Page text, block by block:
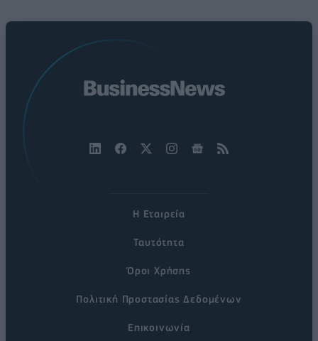
Η Εταιρεία
Ταυτότητα
Όροι Χρήσης
Πολιτική Προστασίας Δεδομένων
Επικοινωνία